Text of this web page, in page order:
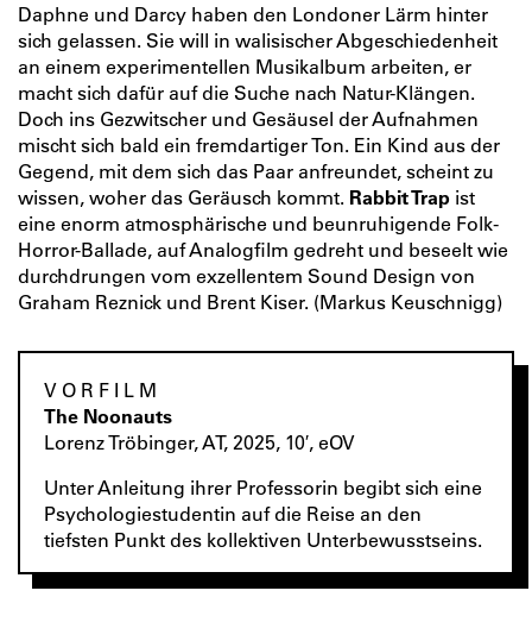
Daphne und Darcy haben den Londoner Lärm hinter
sich gelassen. Sie will in walisischer Abgeschiedenheit
an einem experimentellen Musikalbum arbeiten, er
macht sich dafür auf die Suche nach Natur-Klängen.
Doch ins Gezwitscher und Gesäusel der Aufnahmen
mischt sich bald ein fremdartiger Ton. Ein Kind aus der
Gegend, mit dem sich das Paar anfreundet, scheint zu
wissen, woher das Geräusch kommt. Rabbit Trap ist
eine enorm atmosphärische und beunruhigende Folk-
Horror-Ballade, auf Analogfilm gedreht und beseelt wie
durchdrungen vom exzellentem Sound Design von
Graham Reznick und Brent Kiser. (Markus Keuschnigg)
V O R F I L M
The Noonauts
Lorenz Tröbinger, AT, 2025, 10′, eOV
Unter Anleitung ihrer Professorin begibt sich eine
Psychologiestudentin auf die Reise an den
tiefsten Punkt des kollektiven Unterbewusstseins.